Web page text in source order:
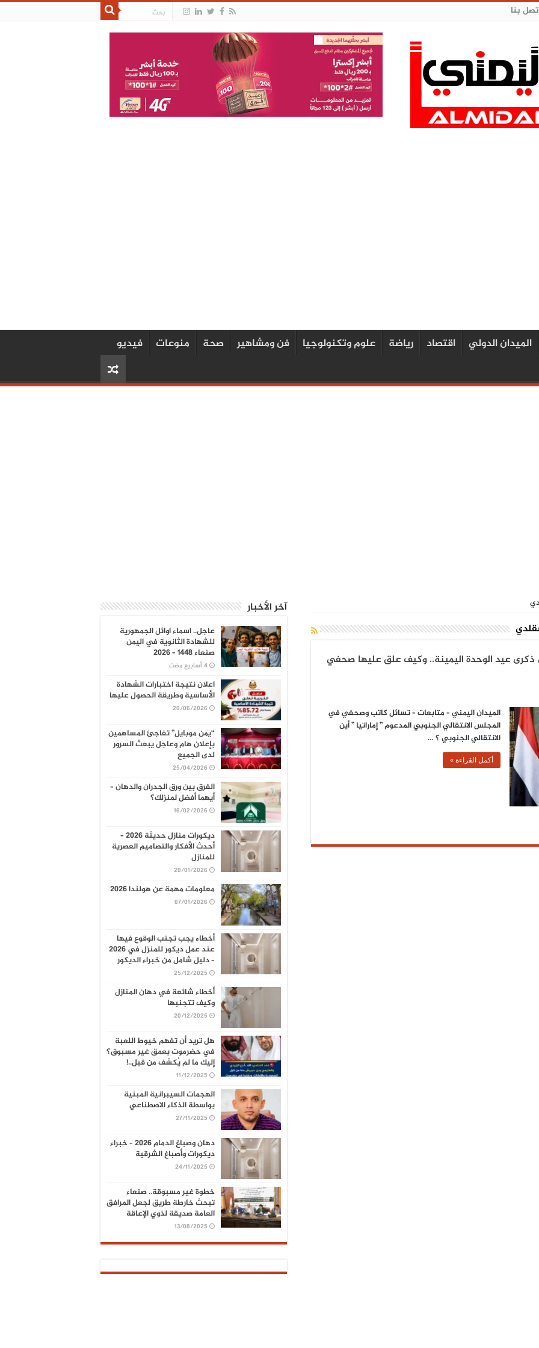
بنا
الميدان الدولي اقتصاد رياضة علوم وتكنولوجيا فن ومشاهير صحة منوعات فيديو
عيد الوحدة اليمينة.. وكيف علق عليها صحفي
الميدان اليمني – متابعات – تسائل كاتب وصحفي في
المجلس الانتقالي الجنوبي المدعوم ” إماراتيا ” أين
الانتقالي الجنوبي ؟ …
أكمل القراءة »
آخر الأخبار
عاجل.. اسماء اوائل الجمهورية
للشهادة الثانوية في اليمن
صنعاء 1448 – 2026
اعلان نتيجة اختبارات الشهادة
الأساسية وطريقة الحصول عليها
20/06/2026
“يمن موبايل” تفاجئ المساهمين
بإعلان هام وعاجل يبعث السرور
لدى الجميع
25/04/2026
الفرق بين ورق الجدران والدهان –
أيهما أفضل لمنزلك؟
16/02/2026
ديكورات منازل حديثة 2026 –
أحدث الأفكار والتصاميم العصرية
للمنازل
20/01/2026
معلومات مهمة عن هولندا 2026
07/01/2026
أخطاء يجب تجنب الوقوع فيها
عند عمل ديكور للمنزل في 2026
– دليل شامل من خبراء الديكور
25/12/2025
أخطاء شائعة في دهان المنازل
وكيف تتجنبها
20/12/2025
هل تريد أن تفهم خيوط اللعبة
في حضرموت بعمق غير مسبوق؟
إليك ما لم يُكشف من قبل..!
11/12/2025
الهجمات السيبرانية المبنية
بواسطة الذكاء الاصطناعي
27/11/2025
دهان وصباغ الدمام 2026 – خبراء
ديكورات وأصباغ الشرقية
24/11/2025
خطوة غير مسبوقة.. صنعاء
تبحث خارطة طريق لجعل المرافق
العامة صديقة لذوي الإعاقة
13/08/2025